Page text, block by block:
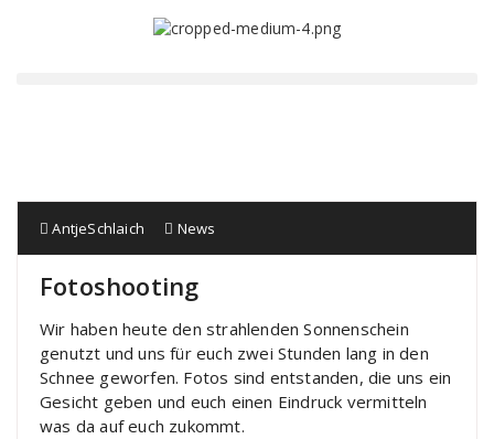
AntjeSchlaich News
Fotoshooting
Wir haben heute den strahlenden Sonnenschein
genutzt und uns für euch zwei Stunden lang in den
Schnee geworfen. Fotos sind entstanden, die uns ein
Gesicht geben und euch einen Eindruck vermitteln
was da auf euch zukommt.